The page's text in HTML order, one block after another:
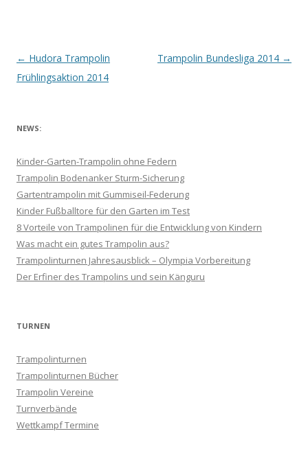
B
e
r
g
s
-
N
a
v
a
i
o
n
← Hudora Trampolin
Frühlingsaktion 2014
Trampolin Bundesliga 2014 →
NEWS:
Kinder-Garten-Trampolin ohne Federn
Trampolin Bodenanker Sturm-Sicherung
Gartentrampolin mit Gummiseil-Federung
Kinder Fußballtore für den Garten im Test
8 Vorteile von Trampolinen für die Entwicklung von Kindern
Was macht ein gutes Trampolin aus?
Trampolinturnen Jahresausblick – Olympia Vorbereitung
Der Erfiner des Trampolins und sein Känguru
TURNEN
Trampolinturnen
Trampolinturnen Bücher
Trampolin Vereine
Turnverbände
Wettkampf Termine